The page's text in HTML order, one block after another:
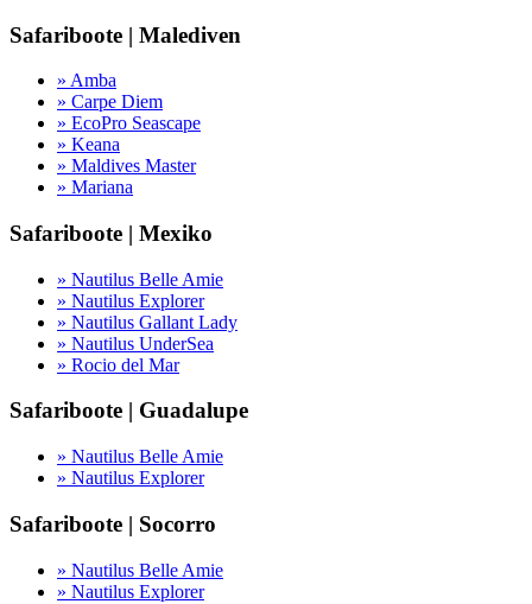
Safariboote | Malediven
» Amba
» Carpe Diem
» EcoPro Seascape
» Keana
» Maldives Master
» Mariana
Safariboote | Mexiko
» Nautilus Belle Amie
» Nautilus Explorer
» Nautilus Gallant Lady
» Nautilus UnderSea
» Rocio del Mar
Safariboote | Guadalupe
» Nautilus Belle Amie
» Nautilus Explorer
Safariboote | Socorro
» Nautilus Belle Amie
» Nautilus Explorer